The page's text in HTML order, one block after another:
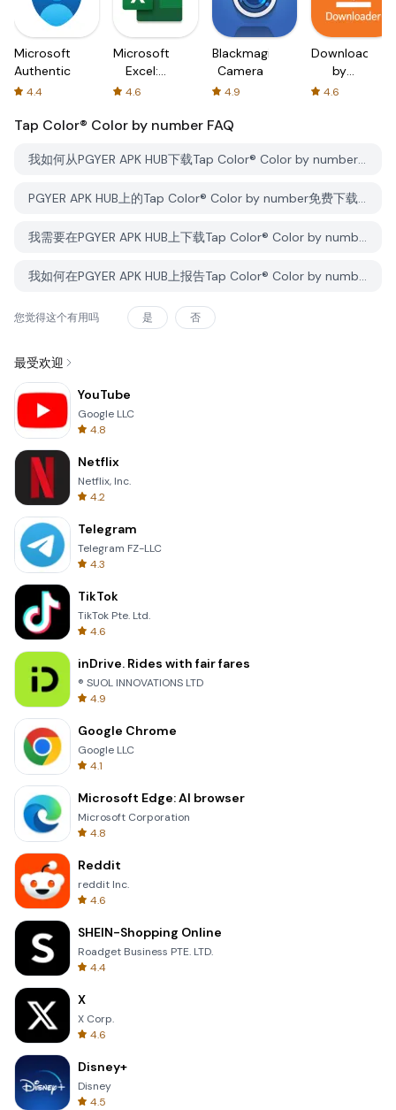
Microsoft
Authenticator
4.4
Microsoft
Excel:
Spreadsheets
4.6
Blackmagic
Camera
4.9
Downloader
by
AFTVnews
4.6
Tap Color® Color by number FAQ
我如何从PGYER APK HUB下载Tap Color® Color by number？
PGYER APK HUB上的Tap Color® Color by number免费下载吗？
我需要在PGYER APK HUB上下载Tap Color® Color by number时需要账户吗？
我如何在PGYER APK HUB上报告Tap Color® Color by number的问题？
您觉得这个有用吗 是 否
最受欢迎
YouTube
Google LLC
4.8
Netflix
Netflix, Inc.
4.2
Telegram
Telegram FZ-LLC
4.3
TikTok
TikTok Pte. Ltd.
4.6
inDrive. Rides with fair fares
® SUOL INNOVATIONS LTD
4.9
Google Chrome
Google LLC
4.1
Microsoft Edge: AI browser
Microsoft Corporation
4.8
Reddit
reddit Inc.
4.6
SHEIN-Shopping Online
Roadget Business PTE. LTD.
4.4
X
X Corp.
4.6
Disney+
Disney
4.5